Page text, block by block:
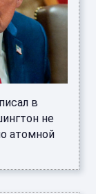
в
не
атомной